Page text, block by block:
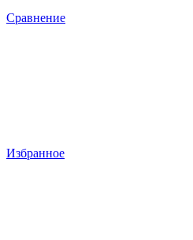
Сравнение
Избранное